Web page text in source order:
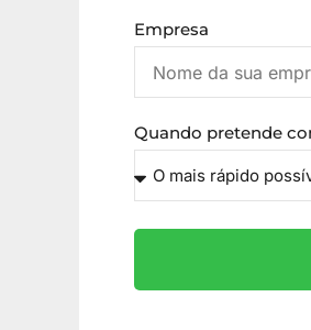
Empresa
Quando pretende